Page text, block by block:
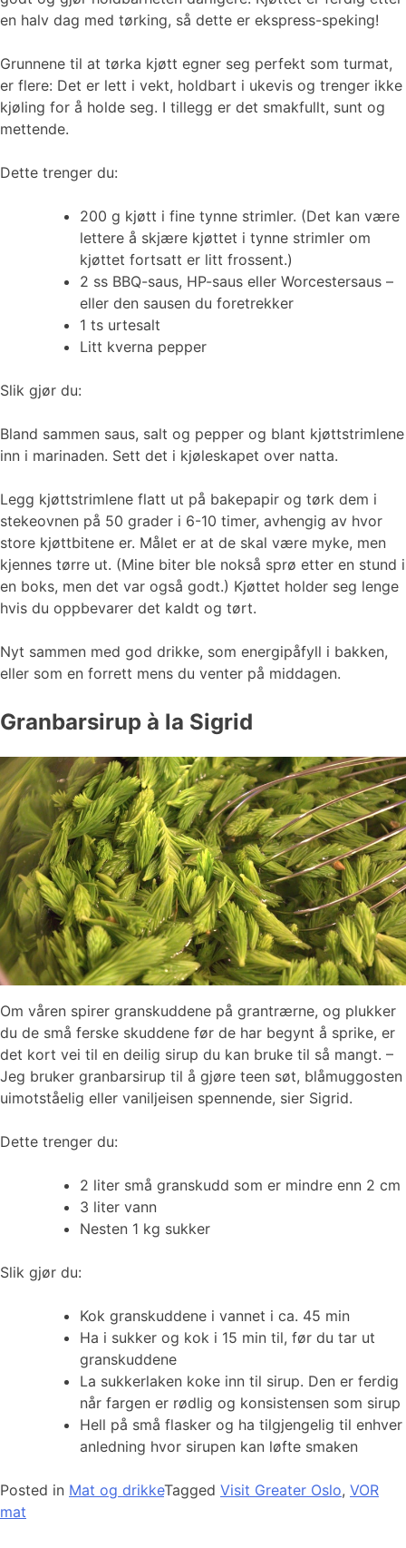
en halv dag med tørking, så dette er ekspress-speking!
Grunnene til at tørka kjøtt egner seg perfekt som turmat,
er flere: Det er lett i vekt, holdbart i ukevis og trenger ikke
kjøling for å holde seg. I tillegg er det smakfullt, sunt og
mettende.
Dette trenger du:
200 g kjøtt i fine tynne strimler. (Det kan være
lettere å skjære kjøttet i tynne strimler om
kjøttet fortsatt er litt frossent.)
2 ss BBQ-saus, HP-saus eller Worcestersaus –
eller den sausen du foretrekker
1 ts urtesalt
Litt kverna pepper
Slik gjør du:
Bland sammen saus, salt og pepper og blant kjøttstrimlene
inn i marinaden. Sett det i kjøleskapet over natta.
Legg kjøttstrimlene flatt ut på bakepapir og tørk dem i
stekeovnen på 50 grader i 6-10 timer, avhengig av hvor
store kjøttbitene er. Målet er at de skal være myke, men
kjennes tørre ut. (Mine biter ble nokså sprø etter en stund i
en boks, men det var også godt.) Kjøttet holder seg lenge
hvis du oppbevarer det kaldt og tørt.
Nyt sammen med god drikke, som energipåfyll i bakken,
eller som en forrett mens du venter på middagen.
Granbarsirup à la Sigrid
Om våren spirer granskuddene på grantrærne, og plukker
du de små ferske skuddene før de har begynt å sprike, er
det kort vei til en deilig sirup du kan bruke til så mangt. –
Jeg bruker granbarsirup til å gjøre teen søt, blåmuggosten
uimotståelig eller vaniljeisen spennende, sier Sigrid.
Dette trenger du:
2 liter små granskudd som er mindre enn 2 cm
3 liter vann
Nesten 1 kg sukker
Slik gjør du:
Kok granskuddene i vannet i ca. 45 min
Ha i sukker og kok i 15 min til, før du tar ut
granskuddene
La sukkerlaken koke inn til sirup. Den er ferdig
når fargen er rødlig og konsistensen som sirup
Hell på små flasker og ha tilgjengelig til enhver
anledning hvor sirupen kan løfte smaken
Posted in Mat og drikkeTagged Visit Greater Oslo, VOR
mat